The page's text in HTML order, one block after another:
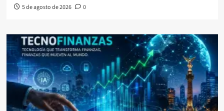
5 de agosto de 2026 0